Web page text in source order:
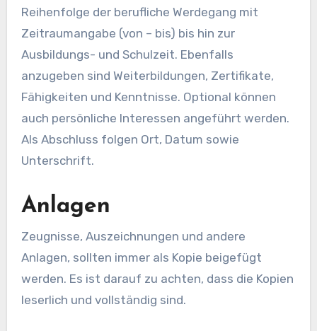
Reihenfolge der berufliche Werdegang mit
Zeitraumangabe (von – bis) bis hin zur
Ausbildungs- und Schulzeit. Ebenfalls
anzugeben sind Weiterbildungen, Zertifikate,
Fähigkeiten und Kenntnisse. Optional können
auch persönliche Interessen angeführt werden.
Als Abschluss folgen Ort, Datum sowie
Unterschrift.
Anlagen
Zeugnisse, Auszeichnungen und andere
Anlagen, sollten immer als Kopie beigefügt
werden. Es ist darauf zu achten, dass die Kopien
leserlich und vollständig sind.